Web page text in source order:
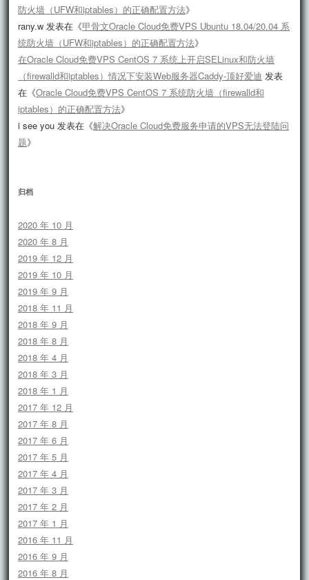
防火墙（UFW和iptables）的正确配置方法》
rany.w 发表在《甲骨文Oracle Cloud免费VPS Ubuntu 18.04/20.04 系
统防火墙（UFW和iptables）的正确配置方法》
在Oracle Cloud免费VPS CentOS 7 系统上开启SELinux和防火墙
（firewalld和iptables）情况下安装Web服务器Caddy-顶好爱迪 发表
在《Oracle Cloud免费VPS CentOS 7 系统防火墙（firewalld和
iptables）的正确配置方法》
i see you 发表在《解决Oracle Cloud免费服务申请的VPS无法登陆问
题》
归档
2020 年 10 月
2020 年 8 月
2019 年 12 月
2019 年 10 月
2019 年 9 月
2018 年 11 月
2018 年 9 月
2018 年 8 月
2018 年 4 月
2018 年 3 月
2018 年 1 月
2017 年 12 月
2017 年 8 月
2017 年 6 月
2017 年 5 月
2017 年 4 月
2017 年 3 月
2017 年 2 月
2017 年 1 月
2016 年 11 月
2016 年 9 月
2016 年 8 月